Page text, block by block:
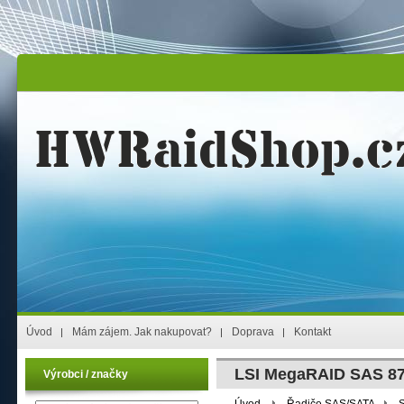
Úvod Mám zájem. Jak nakupovat? Doprava Kontakt
Výrobci / značky LSI MegaRAID SAS